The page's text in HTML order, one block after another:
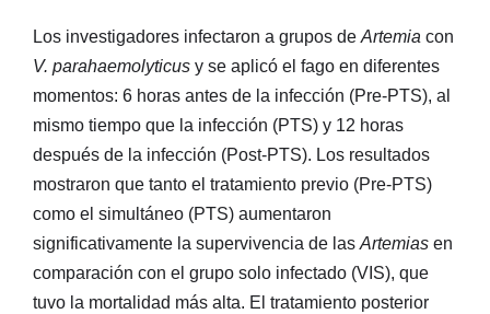
Los investigadores infectaron a grupos deArtemia con
V. parahaemolyticus y se aplicó el fago en diferentes
momentos: 6 horas antes de la infección (Pre-PTS), al
mismo tiempo que la infección (PTS) y 12 horas
después de la infección (Post-PTS). Los resultados
mostraron que tanto el tratamiento previo (Pre-PTS)
como el simultáneo (PTS) aumentaron
significativamente la supervivencia de lasArtemias en
comparación con el grupo solo infectado (VIS), que
tuvo la mortalidad más alta. El tratamiento posterior